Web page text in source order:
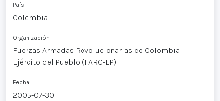
País
Colombia
Organización
Fuerzas Armadas Revolucionarias de Colombia -
Ejército del Pueblo (FARC-EP)
Fecha
2005-07-30